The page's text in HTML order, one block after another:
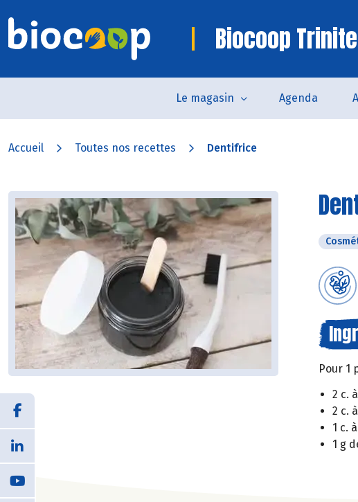
Biocoop Trinite
Le magasin Agenda
Accueil Toutes nos recettes Dentifrice
Pour 1
2 c.
2 c.
1 c.
1 g